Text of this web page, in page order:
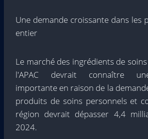
Une demande croissante dans les
entier
Le marché des ingrédients de
l'APAC devrait connaître
importante en raison de la
produits de soins personnels et
région devrait dépasser 4,4
2024.